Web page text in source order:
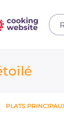
PLATS